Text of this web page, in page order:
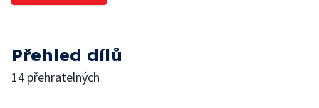
Přehled dílů
14 přehratelných